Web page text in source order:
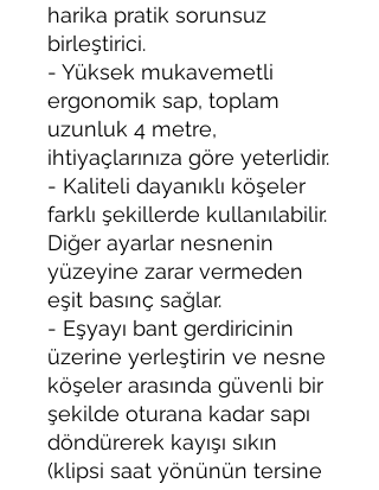
harika pratik sorunsuz
birleştirici.
- Yüksek mukavemetli
ergonomik sap, toplam
uzunluk 4 metre,
ihtiyaçlarınıza göre yeterlidir.
- Kaliteli dayanıklı köşeler
farklı şekillerde kullanılabilir.
Diğer ayarlar nesnenin
yüzeyine zarar vermeden
eşit basınç sağlar.
- Eşyayı bant gerdiricinin
üzerine yerleştirin ve nesne
köşeler arasında güvenli bir
şekilde oturana kadar sapı
döndürerek kayışı sıkın
(klipsi saat yönünün tersine